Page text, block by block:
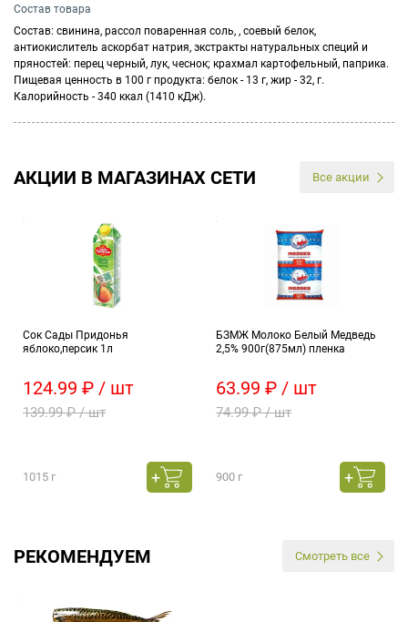
Состав товара
Состав: свинина, рассол поваренная соль, , соевый белок,
антиокислитель аскорбат натрия, экстракты натуральных специй и
пряностей: перец черный, лук, чеснок; крахмал картофельный, паприка.
Пищевая ценность в 100 г продукта: белок - 13 г, жир - 32, г.
Калорийность - 340 ккал (1410 кДж).
АКЦИИ В МАГАЗИНАХ СЕТИ Все акции
Сок Сады Придонья
яблоко,персик 1л
124.99 ₽ / шт
139.99 ₽ / шт
1015 г
БЗМЖ Молоко Белый Медведь
2,5% 900г(875мл) пленка
63.99 ₽ / шт
74.99 ₽ / шт
900 г
РЕКОМЕНДУЕМ Смотреть все